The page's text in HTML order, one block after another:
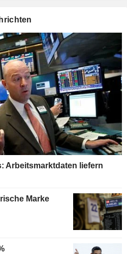
Arbeitsmarktdaten liefern
Marke